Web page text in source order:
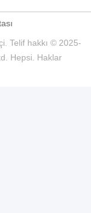
Telif hakkı © 2025-
Hepsi. Haklar